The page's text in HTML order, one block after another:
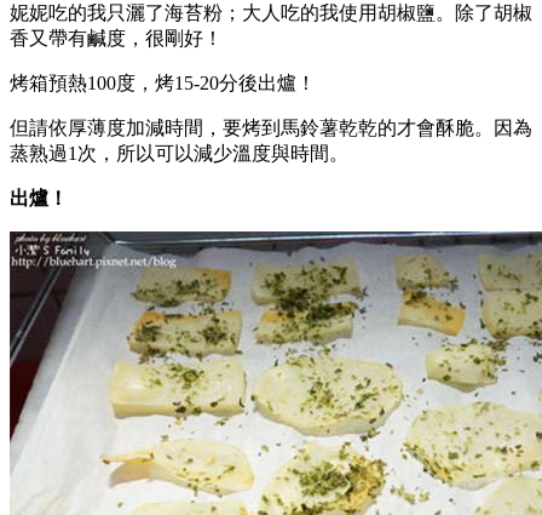
妮妮吃的我只灑了海苔粉；大人吃的我使用胡椒鹽。除了胡椒
香又帶有鹹度，很剛好！
烤箱預熱100度，烤15-20分後出爐！
但請依厚薄度加減時間，要烤到馬鈴薯乾乾的才會酥脆。因為
蒸熟過1次，所以可以減少溫度與時間。
出爐！